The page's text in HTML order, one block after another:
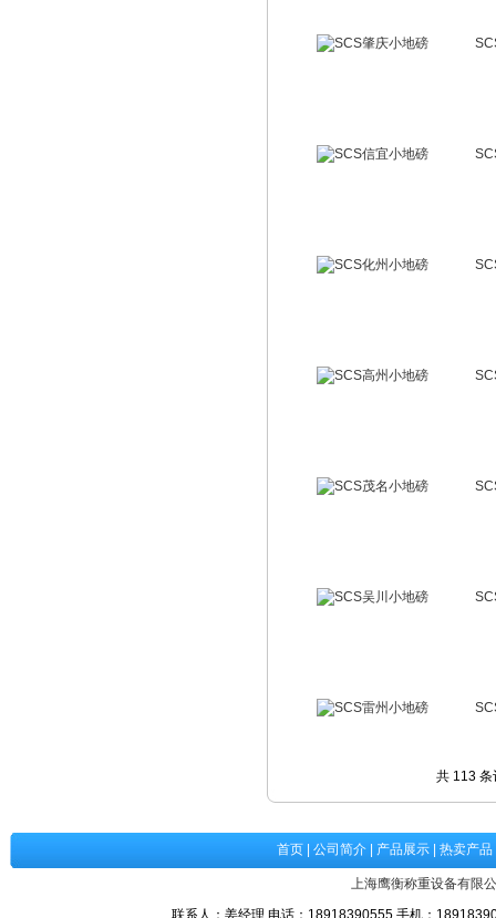
共 113
首页 公司简介 产品展示 热卖产品
上海鹰衡称重设备有限
联系人：姜经理 电话：18918390555 手机：